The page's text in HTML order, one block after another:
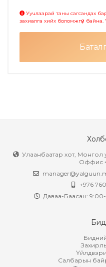
Уучлаарай таны сагсандах
захиалга хийх боломжгүй байна.
Улаанбаатар хот,
Оффис 4
+976
Даваа-Баасан:
Салбарын